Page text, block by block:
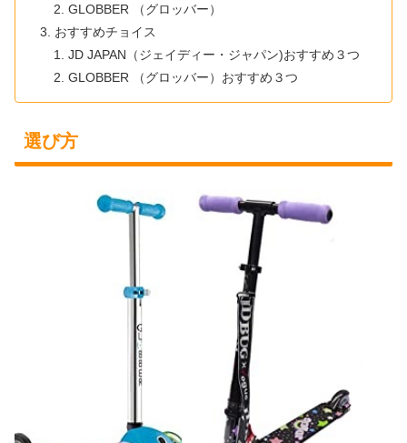
GLOBBER （グロッバー）
おすすめチョイス
JD JAPAN（ジェイディー・ジャパン)おすすめ３つ
GLOBBER （グロッバー）おすすめ３つ
選び方